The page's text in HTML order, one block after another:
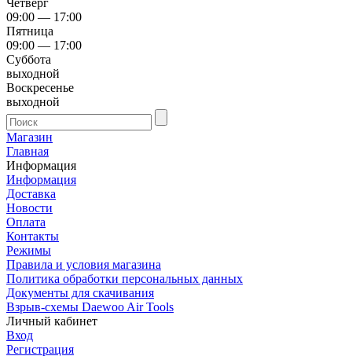
09:00 — 17:00
Пятница
09:00 — 17:00
Суббота
выходной
Воскресенье
выходной
Магазин
Главная
Информация
Информация
Доставка
Новости
Оплата
Контакты
Режимы
Правила и условия магазина
Политика обработки персональных данных
Документы для скачивания
Взрыв-схемы Daewoo Air Tools
Личный кабинет
Вход
Регистрация